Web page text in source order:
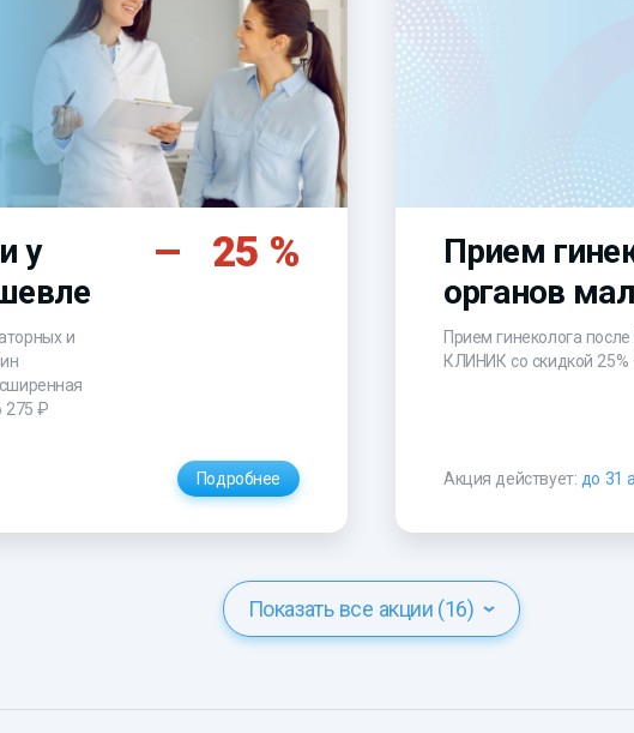
у
25 %
и
275 ₽
Подробнее
Прием
органов
Прием гинеколога
КЛИНИК со скидкой 25%
Акция действует: до 31
Показать все акции (16)